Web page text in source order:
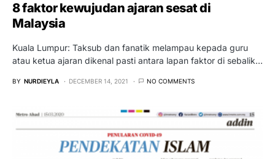
8 faktor kewujudan ajaran sesat di
Malaysia
Kuala Lumpur: Taksub dan fanatik melampau kepada guru
atau ketua ajaran dikenal pasti antara lapan faktor di sebalik…
BY NURDIEYLA DECEMBER 14, 2021 NO COMMENTS